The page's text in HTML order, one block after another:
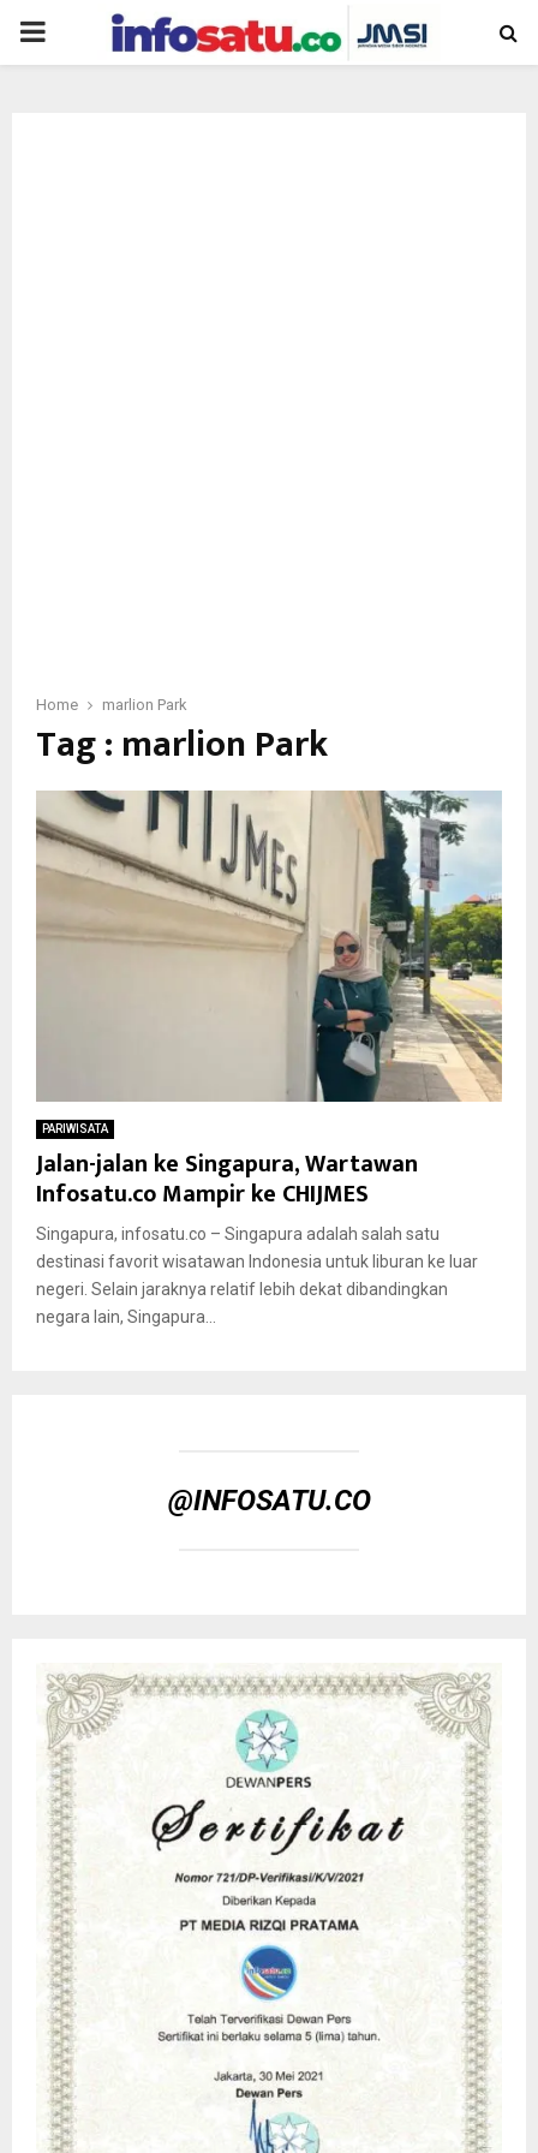
PRIMARY
Home marlion Park
Tag : marlion Park
PARIWISATA
Jalan-jalan ke Singapura, Wartawan
Infosatu.co Mampir ke CHIJMES
Singapura, infosatu.co – Singapura adalah salah satu
destinasi favorit wisatawan Indonesia untuk liburan ke luar
negeri. Selain jaraknya relatif lebih dekat dibandingkan
negara lain, Singapura...
@INFOSATU.CO